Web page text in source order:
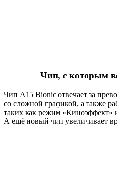
Чип, с которым
Чип A15 Bionic отвечает за
со сложной графикой, а также
таких как режим «Киноэффект»
А ещё новый чип увеличивает